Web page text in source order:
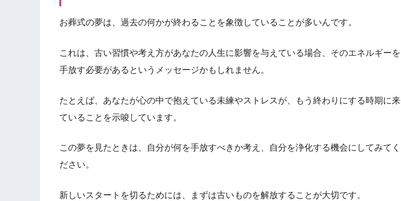
お葬式の夢は、過去の何かが終わることを象徴していることが多いんです。
これは、古い習慣や考え方があなたの人生に影響を与えている場合、そのエネルギーを
手放す必要があるというメッセージかもしれません。
たとえば、あなたが心の中で抱えている未練やストレスが、もう終わりにする時期に来
ていることを示唆しています。
この夢を見たときは、自分が何を手放すべきか考え、自分を浄化する機会にしてみてく
ださい。
新しいスタートを切るためには、まずは古いものを解放することが大切です。